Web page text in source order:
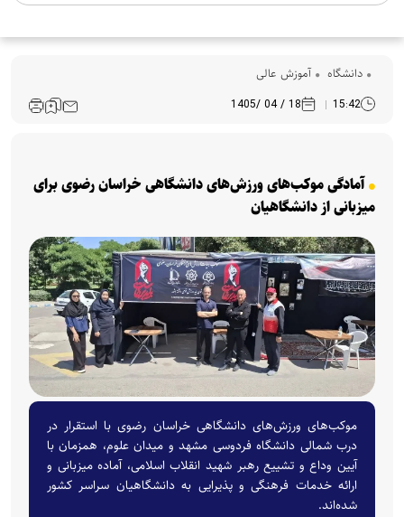
دانشگاه آموزش عالی
15:42
18 / 04 /1405
آمادگی موکب‌های ورزش‌های دانشگاهی خراسان رضوی برای
میزبانی از دانشگاهیان
موکب‌های ورزش‌های دانشگاهی خراسان رضوی با استقرار در
درب شمالی دانشگاه فردوسی مشهد و میدان علوم، همزمان با
آیین وداع و تشییع رهبر شهید انقلاب اسلامی، آماده میزبانی و
ارائه خدمات فرهنگی و پذیرایی به دانشگاهیان سراسر کشور
شده‌اند.